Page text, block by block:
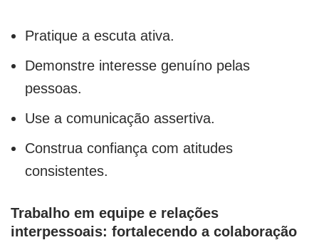
Pratique a escuta ativa.
Demonstre interesse genuíno pelas
pessoas.
Use a comunicação assertiva.
Construa confiança com atitudes
consistentes.
Trabalho em equipe e relações
interpessoais: fortalecendo a colaboração